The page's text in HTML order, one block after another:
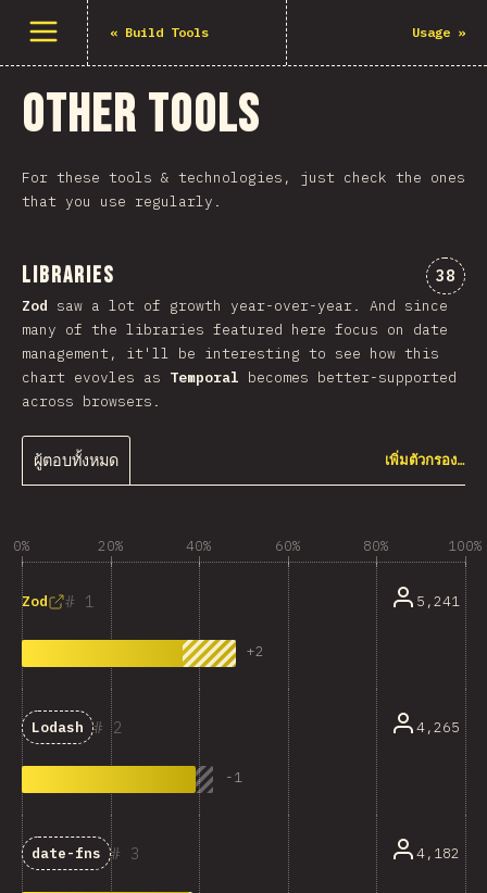
เปิดเมนู « Build Tools Usage »
Other Tools
For these tools & technologies, just check the ones
that you use regularly.
Libraries ความ
38
Zod saw a lot of growth year-over-year. And since
many of the libraries featured here focus on date
management, it'll be interesting to see how this
chart evovles as Temporal becomes better-supported
across browsers.
ผู้ตอบทั้งหมด เพิ่มตัวกรอง…
0% 20% 40% 60% 80% 100%
1
Zod
+2
5,241
2
Lodash
-1
4,265
3
date-fns 4,182